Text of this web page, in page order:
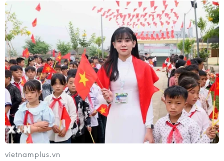
TIN CÙNG CHUYÊN MỤC
Canada, Mỹ đàm phán thỏa thuận
thương mại tạm thời nhằm hạ nhiệt
căng thẳng
vietnamplus.vn